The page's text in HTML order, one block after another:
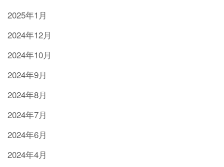
2025年1月
2024年12月
2024年10月
2024年9月
2024年8月
2024年7月
2024年6月
2024年4月